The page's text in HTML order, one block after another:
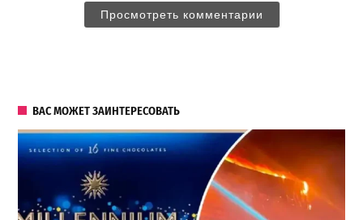
Просмотреть комментарии
ВАС МОЖЕТ ЗАИНТЕРЕСОВАТЬ